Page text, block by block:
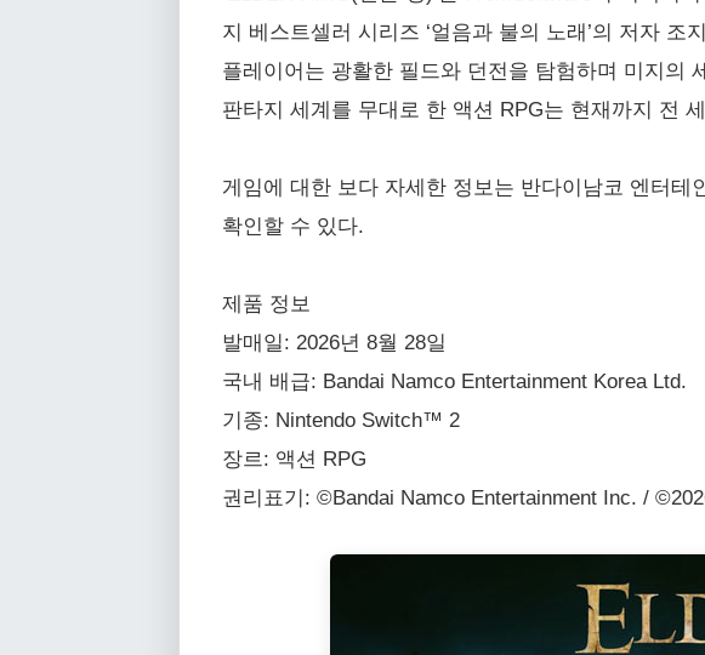
지 베스트셀러 시리즈 ‘얼음과 불의 노래’의 저자
플레이어는 광활한 필드와 던전을 탐험하며 미지의
판타지 세계를 무대로 한 액션 RPG는 현재까지 전
게임에 대한 보다 자세한 정보는 반다이남코 엔터테
확인할 수 있다.
제품 정보
발매일: 2026년 8월 28일
국내 배급: Bandai Namco Entertainment Korea Ltd.
기종: Nintendo Switch™ 2
장르: 액션 RPG
권리표기: ©Bandai Namco Entertainment Inc. /